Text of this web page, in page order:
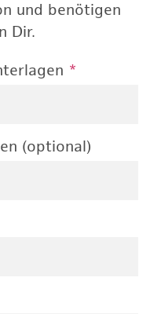
und benötigen
Dir.
*
(optional)